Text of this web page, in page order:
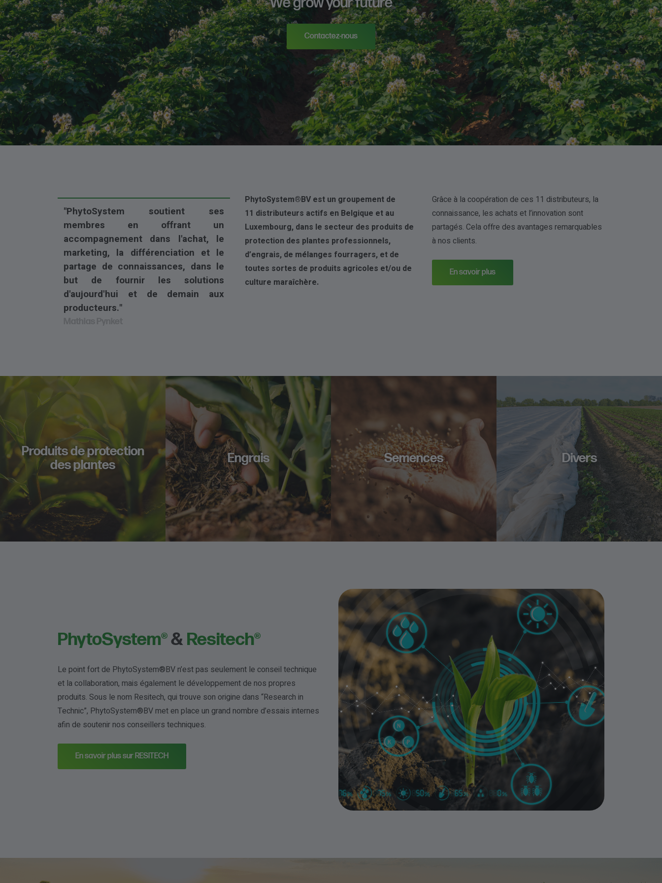
Contactez-nous
"PhytoSystem soutient ses
membres en offrant un
accompagnement dans l'achat, le
marketing, la différenciation et le
partage de connaissances, dans le
but de fournir les solutions
d'aujourd'hui et de demain aux
producteurs."
PhytoSystem®BV est un groupement de
11 distributeurs actifs en Belgique et au
Luxembourg, dans le secteur des produits de
protection des plantes professionnels,
d’engrais, de mélanges fourragers, et de
toutes sortes de produits agricoles et/ou de
culture maraîchère.
Grâce à la coopération de ces 11 distributeurs, la
connaissance, les achats et l’innovation sont
partagés. Cela offre des avantages remarquables
à nos clients.
En savoir plus
Produits de protection
des plantes
Engrais Semences Divers
PhytoSystem®& Resitech®
Le point fort de PhytoSystem®BV n’est pas seulement le conseil technique
et la collaboration, mais également le développement de nos propres
produits. Sous le nom Resitech, qui trouve son origine dans “Research in
Technic”, PhytoSystem®BV met en place un grand nombre d’essais internes
afin de soutenir nos conseillers techniques.
En savoir plus sur RESITECH